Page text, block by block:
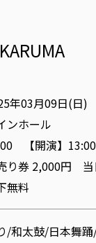
年03月09日(日)
ンホール
【開演】
売り券 2,000円
無料
/和太鼓/日本舞